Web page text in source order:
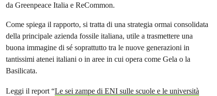
da Greenpeace Italia e ReCommon.
Come spiega il rapporto, si tratta di una strategia ormai consolidata
della principale azienda fossile italiana, utile a trasmettere una
buona immagine di sé soprattutto tra le nuove generazioni in
tantissimi atenei italiani o in aree in cui opera come Gela o la
Basilicata.
Leggi il report “Le sei zampe di ENI sulle scuole e le università